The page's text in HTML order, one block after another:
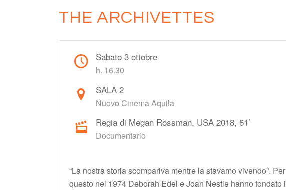
THE ARCHIVETTES
Sabato 3 ottobre
h. 16.30
SALA 2
Nuovo Cinema Aquila
Regia di Megan Rossman, USA 2018, 61’
Documentario
“La nostra storia scompariva mentre la stavamo vivendo”. Per
questo nel 1974 Deborah Edel e Joan Nestle hanno fondato i